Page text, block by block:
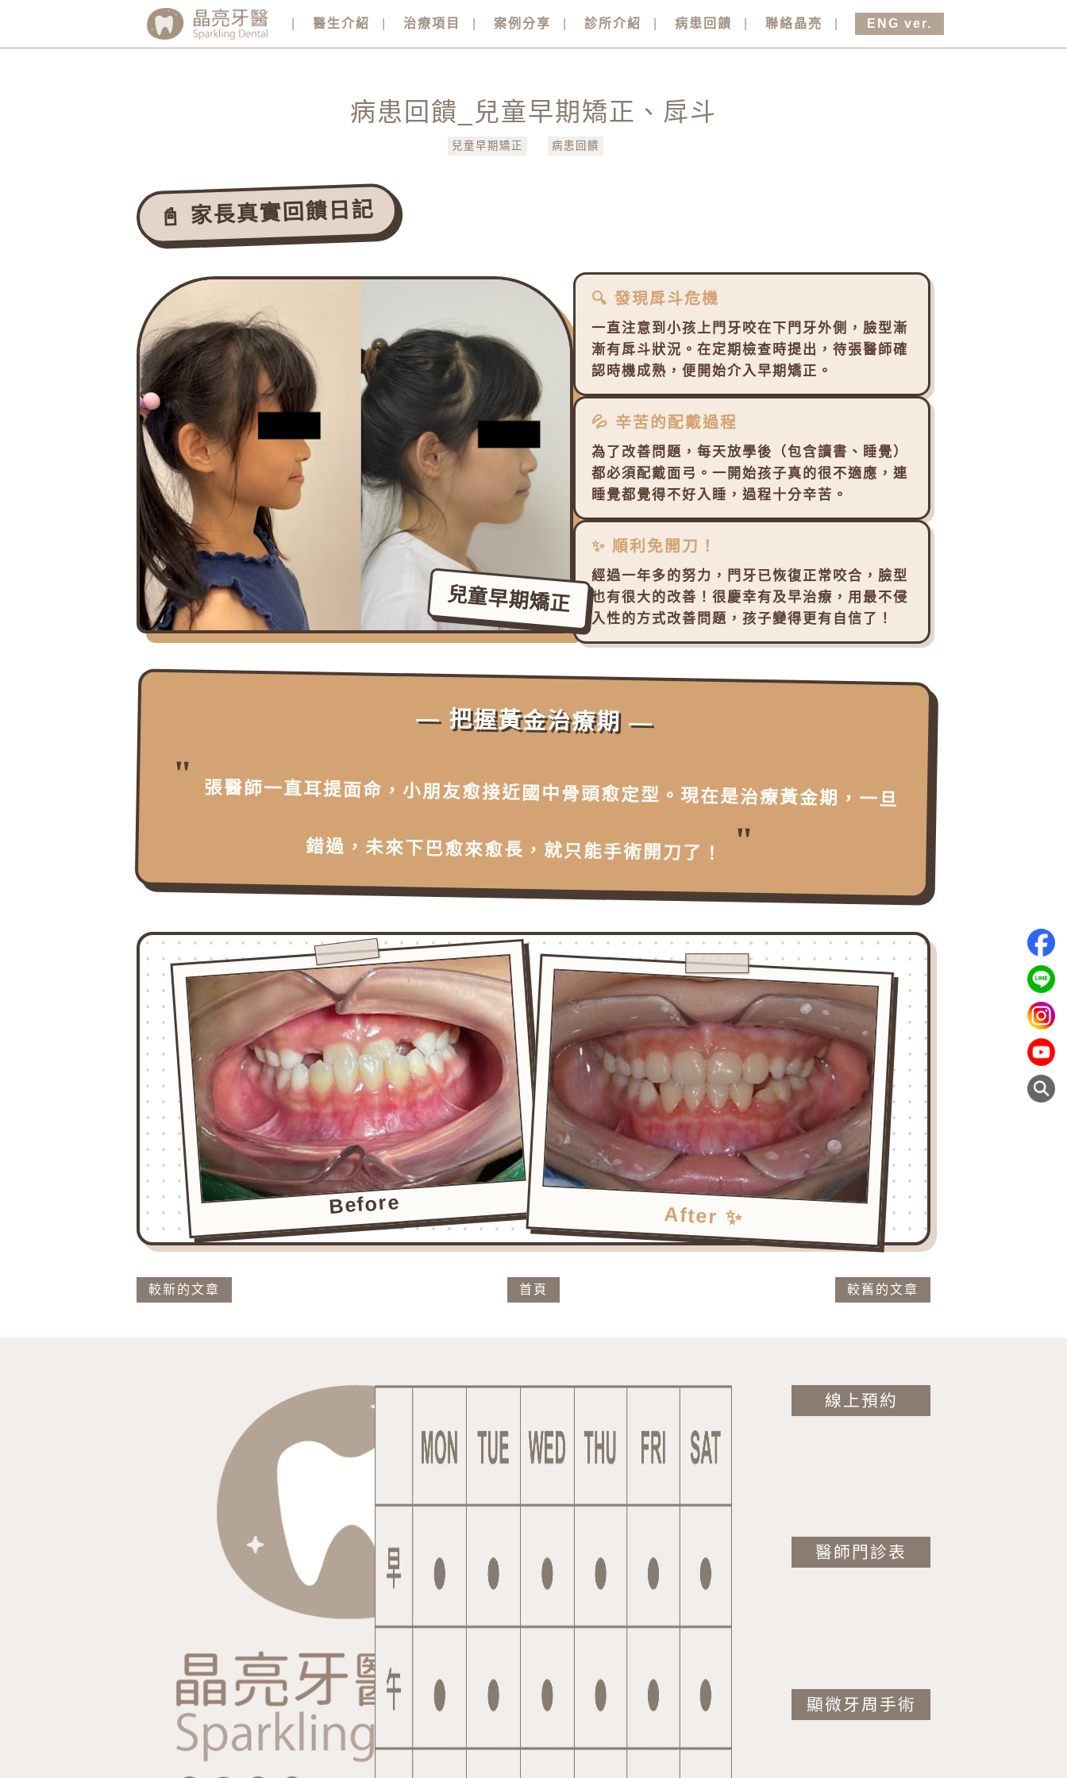
醫生介紹 治療項目 案例分享 診所介紹 病患回饋 聯絡晶亮 ENG ver.
病患回饋_兒童早期矯正、戽斗
兒童早期矯正 病患回饋
📓 家長真實回饋日記
兒童早期矯正
🔍 發現戽斗危機
一直注意到小孩上門牙咬在下門牙外側，臉型漸
漸有戽斗狀況。在定期檢查時提出，待張醫師確
認時機成熟，便開始介入早期矯正。
💦 辛苦的配戴過程
為了改善問題，每天放學後（包含讀書、睡覺）
都必須配戴面弓 。一開始孩子真的很不適應，連
睡覺都覺得不好入睡，過程十分辛苦。
✨ 順利免開刀！
經過一年多的努力，門牙已恢復正常咬合，臉型
也有很大的改善！很慶幸有及早治療，用 最不侵
入性的方式改善問題，孩子變得更有自信了！
— 把握黃金治療期 —
張醫師一直耳提面命，小朋友愈接近國中骨頭愈定型。現在是治療黃金期，一旦
錯過，未來下巴愈來愈長，就只能手術開刀了！
Before After ✨
較新的文章 較舊的文章
首頁
線上預約
醫師門診表
顯微牙周手術